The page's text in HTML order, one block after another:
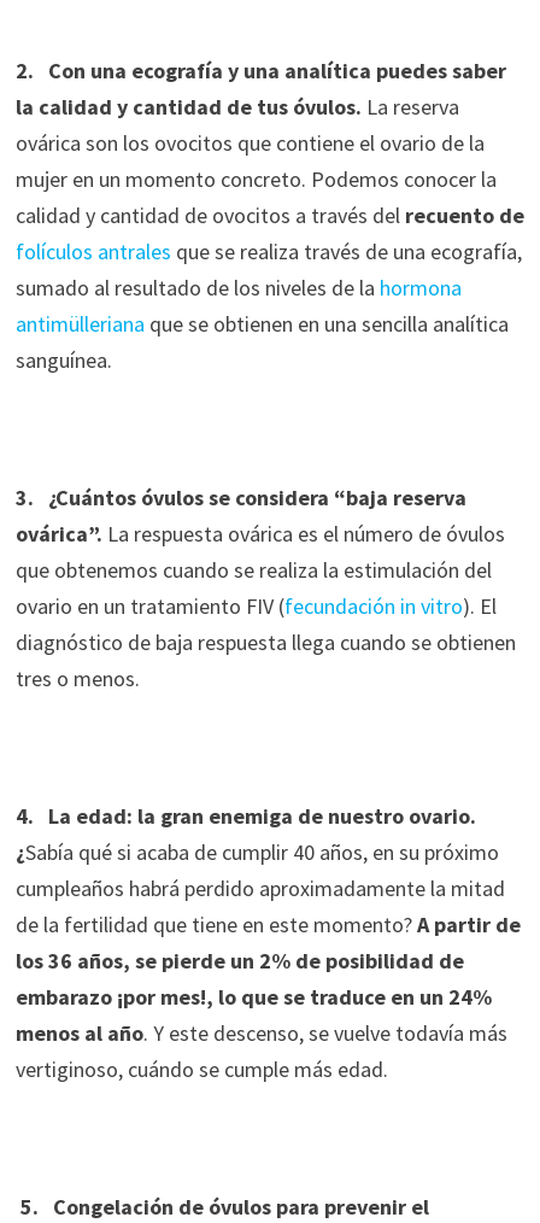
2. Con una ecografía y una analítica puedes saber
la calidad y cantidad de tus óvulos. La reserva
ovárica son los ovocitos que contiene el ovario de la
mujer en un momento concreto. Podemos conocer la
calidad y cantidad de ovocitos a través del recuento de
folículos antrales que se realiza través de una ecografía,
sumado al resultado de los niveles de la hormona
antimülleriana que se obtienen en una sencilla analítica
sanguínea.
3. ¿Cuántos óvulos se considera “baja reserva
ovárica”. La respuesta ovárica es el número de óvulos
que obtenemos cuando se realiza la estimulación del
ovario en un tratamiento FIV (fecundación in vitro). El
diagnóstico de baja respuesta llega cuando se obtienen
tres o menos.
4. La edad: la gran enemiga de nuestro ovario.
¿Sabía qué si acaba de cumplir 40 años, en su próximo
cumpleaños habrá perdido aproximadamente la mitad
de la fertilidad que tiene en este momento?A partir de
los 36 años, se pierde un 2% de posibilidad de
embarazo ¡por mes!, lo que se traduce en un 24%
menos al año. Y este descenso, se vuelve todavía más
vertiginoso, cuándo se cumple más edad.
5. Congelación de óvulos para prevenir el